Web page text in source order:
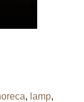
, lamp,